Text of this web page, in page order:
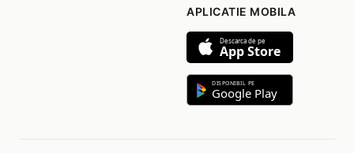
APLICATIE MOBILA
Descarca de pe
App Store
DISPONIBIL PE
Google Play